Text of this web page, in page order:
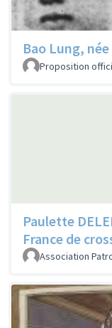
Bao Lung,
Proposition
Paulette
France de
Association